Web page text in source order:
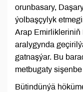
orunbasary,
ýolbaşçylyk
Arap Emirlikleriniň
aralygynda
gatnaşýar. Bu
metbugaty
Bütindünýä